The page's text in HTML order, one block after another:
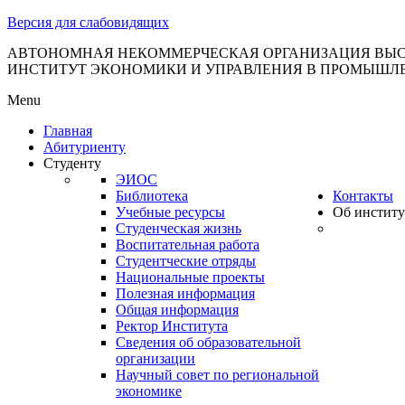
Версия для слабовидящих
АВТОНОМНАЯ НЕКОММЕРЧЕСКАЯ ОРГАНИЗАЦИЯ
ИНСТИТУТ ЭКОНОМИКИ И УПРАВЛЕНИЯ В
Menu
Главная
Абитуриенту
Студенту
ЭИОС
Библиотека
Учебные ресурсы
Студенческая жизнь
Воспитательная работа
Студентческие отряды
Национальные проекты
Полезная информация
Контакты
Об
Общая информация
Ректор Института
Сведения об образовательной
организации
Научный совет по региональной
экономике